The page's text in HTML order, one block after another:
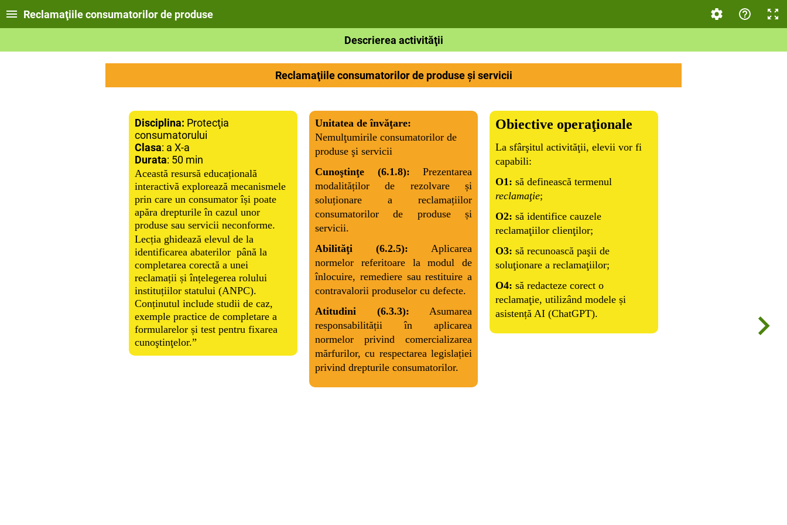
Reclamaţiile consumatorilor de produse
Descrierea activităţii
Reclamaţiile consumatorilor de produse şi servicii
Disciplina: Protecţia
consumatorului
Clasa: a X-a
Durata: 50 min
Această resursă educațională
interactivă explorează mecanismele
prin care un consumator își poate
apăra drepturile în cazul unor
produse sau servicii neconforme.
Lecția ghidează elevul de la
identificarea abaterilor până la
completarea corectă a unei
reclamații și înțelegerea rolului
instituțiilor statului (ANPC).
Conținutul include studii de caz,
exemple practice de completare a
formularelor și test pentru fixarea
cunoştinţelor.”
Unitatea de învăţare:
Nemulţumirile consumatorilor de
produse şi servicii
Cunoştinţe (6.1.8): Prezentarea
modalităților de rezolvare și
soluționare a reclamațiilor
consumatorilor de produse și
servicii.
Abilităţi (6.2.5): Aplicarea
normelor referitoare la modul de
înlocuire, remediere sau restituire a
contravalorii produselor cu defecte.
Atitudini (6.3.3): Asumarea
responsabilității în aplicarea
normelor privind comercializarea
mărfurilor, cu respectarea legislației
privind drepturile consumatorilor.
Obiective operaţionale
La sfârşitul activităţii, elevii vor fi
capabili:
O1: să definească termenul
reclamaţie;
O2: să identifice cauzele
reclamaţiilor clienţilor;
O3: să recunoască paşii de
soluţionare a reclamaţiilor;
O4: să redacteze corect o
reclamaţie, utilizând modele și
asistență AI (ChatGPT).